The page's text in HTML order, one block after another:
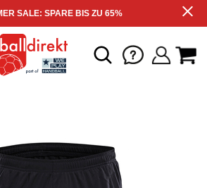
SALE: SPARE BIS ZU 65%